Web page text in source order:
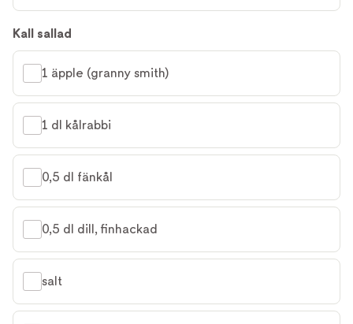
Kall sallad
1 äpple (granny smith)
1 dl kålrabbi
0,5 dl fänkål
0,5 dl dill, finhackad
salt